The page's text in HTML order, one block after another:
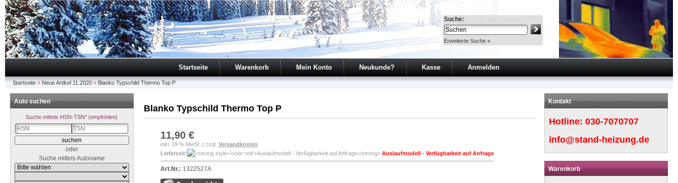
Suche:
Erweiterte Suche »
Startseite Warenkorb Mein Konto Neukunde? Kasse Anmelden
Startseite » Neue Artikel 11.2020 » Blanko Typschild Thermo Top P
Blanko Typschild Thermo Top P
11,90 €
inkl. 19 % MwSt. | zzgl. Versandkosten
Lieferzeit:
Auslaufmodell - Verfügbarkeit auf Anfrage
Art.Nr.: 1322527A
Auto suchen
Suche mittels HSN-TSN* (empfohlen)
oder
Suche mittels Autoname
Kontakt
Hotline:030-7070707
info@stand-heizung.de
Warenkorb